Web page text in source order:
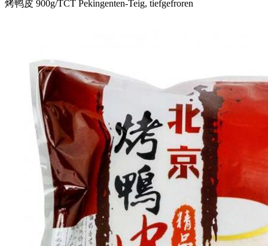
烤鸭皮 900g/TCT Pekingenten-Teig, tiefgefroren